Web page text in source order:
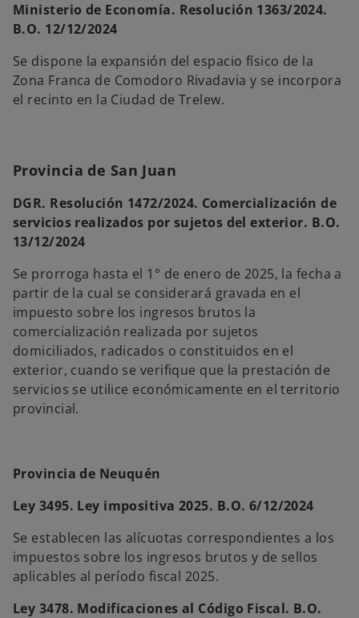
Ministerio de Economía. Resolución 1363/2024.
B.O. 12/12/2024
Se dispone la expansión del espacio físico de la
Zona Franca de Comodoro Rivadavia y se incorpora
el recinto en la Ciudad de Trelew.
Provincia de San Juan
DGR. Resolución 1472/2024. Comercialización de
servicios realizados por sujetos del exterior. B.O.
13/12/2024
Se prorroga hasta el 1° de enero de 2025, la fecha a
partir de la cual se considerará gravada en el
impuesto sobre los ingresos brutos la
comercialización realizada por sujetos
domiciliados, radicados o constituidos en el
exterior, cuando se verifique que la prestación de
servicios se utilice económicamente en el territorio
provincial.
Provincia de Neuquén
Ley 3495. Ley impositiva 2025. B.O. 6/12/2024
Se establecen las alícuotas correspondientes a los
impuestos sobre los ingresos brutos y de sellos
aplicables al período fiscal 2025.
Ley 3478. Modificaciones al Código Fiscal. B.O.